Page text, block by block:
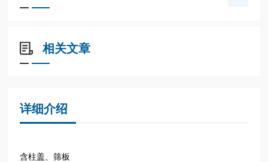
相关文章
详细介绍
含柱盖、筛板